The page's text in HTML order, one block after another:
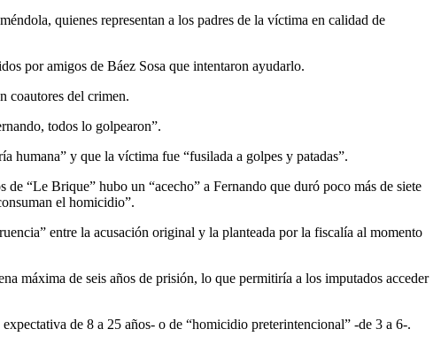
quienes representan a los padres de la víctima en calidad de
por amigos de Báez Sosa que intentaron ayudarlo.
coautores del crimen.
todos lo golpearon”.
humana” y que la víctima fue “fusilada a golpes y patadas”.
“Le Brique” hubo un “acecho” a Fernando que duró poco más de siete
el homicidio”.
entre la acusación original y la planteada por la fiscalía al momento
máxima de seis años de prisión, lo que permitiría a los imputados acceder
de 8 a 25 años- o de “homicidio preterintencional” -de 3 a 6-.